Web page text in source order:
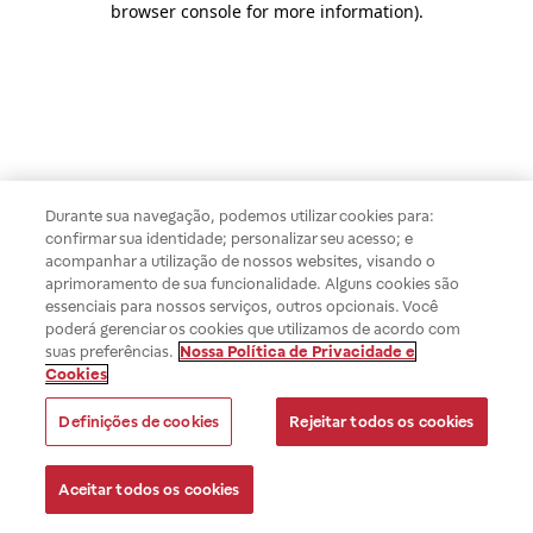
browser console for more information).
Durante sua navegação, podemos utilizar cookies para:
confirmar sua identidade; personalizar seu acesso; e
acompanhar a utilização de nossos websites, visando o
aprimoramento de sua funcionalidade. Alguns cookies são
essenciais para nossos serviços, outros opcionais. Você
poderá gerenciar os cookies que utilizamos de acordo com
suas preferências. Nossa Política de Privacidade e
Cookies
Definições de cookies Rejeitar todos os cookies
Aceitar todos os cookies